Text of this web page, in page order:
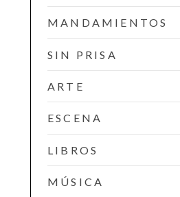
MANDAMIENTOS
SIN PRISA
ARTE
ESCENA
LIBROS
MÚSICA